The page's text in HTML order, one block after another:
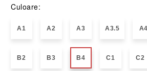
Culoare:
A1 A2 A3 A3.5 A4
B2 B3 B4 C1 C2